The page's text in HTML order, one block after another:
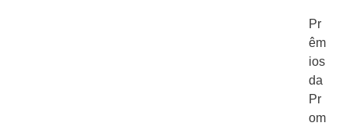
Pr
êm
ios
da
Pr
om